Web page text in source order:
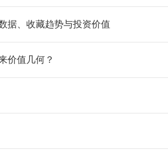
据、收藏趋势与投资价值
价值几何？